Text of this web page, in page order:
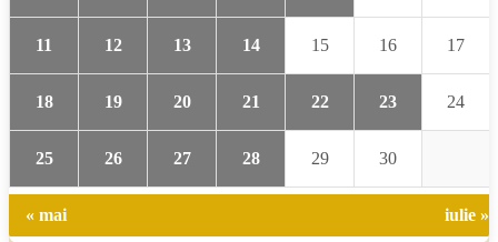
11 12 13 14 15 16 17
18 19 20 21 22 23 24
25 26 27 28 29 30
« mai iulie »